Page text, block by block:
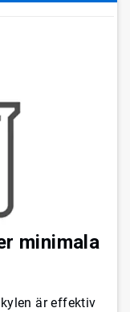
minimala
är effektiv